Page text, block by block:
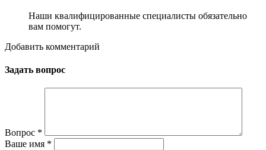
Наши квалифицированные специалисты обязательно
вам помогут.
Добавить комментарий
Задать вопрос
Вопрос *
Ваше имя *